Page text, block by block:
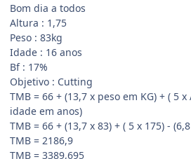
Bom dia a todos
Altura : 1,75
Peso : 83kg
Idade : 16 anos
Bf : 17%
Objetivo : Cutting
TMB = 66 + (13,7 x peso em KG) + ( 5
idade em anos)
TMB = 66 + (13,7 x 83) + ( 5 x 175) -
TMB = 2186,9
TMB = 3389,695